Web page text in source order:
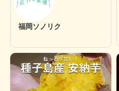
福岡ソノリク